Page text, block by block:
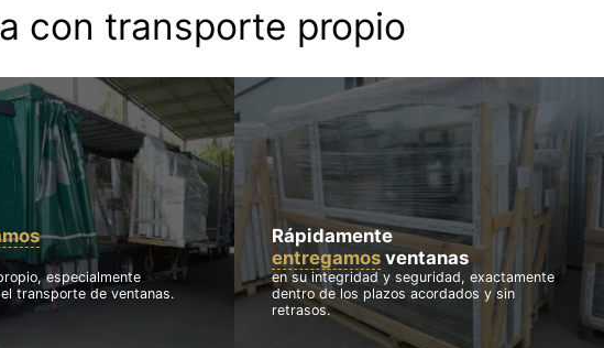
con transporte propio
especialmente
transporte de ventanas.
Rápidamente
entregamosventanas
en su integridad y seguridad, exactamente
dentro de los plazos acordados y sin
retrasos.